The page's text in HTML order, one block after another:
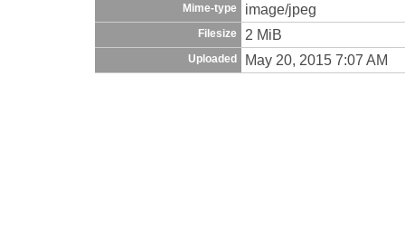
Mime-type image/jpeg
Filesize 2 MiB
Uploaded May 20, 2015 7:07 AM